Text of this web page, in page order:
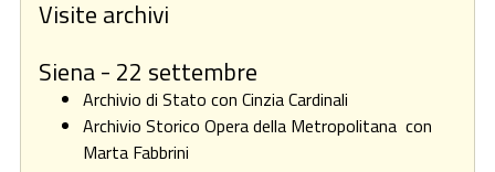
Visite archivi
Siena - 22 settembre
Archivio di Stato con Cinzia Cardinali
Archivio Storico Opera della Metropolitana con
Marta Fabbrini